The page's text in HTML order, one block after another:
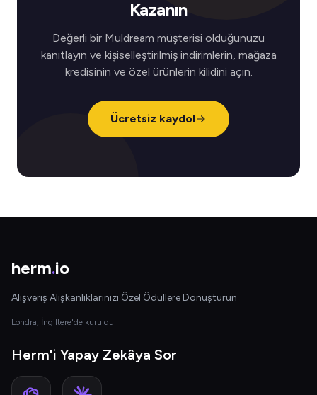
Kazanın
Değerli bir Muldream müşterisi olduğunuzu
kanıtlayın ve kişiselleştirilmiş indirimlerin, mağaza
kredisinin ve özel ürünlerin kilidini açın.
Ücretsiz kaydol
herm.io
Alışveriş Alışkanlıklarınızı Özel Ödüllere Dönüştürün
Londra, İngiltere'de kuruldu
Herm'i Yapay Zekâya Sor